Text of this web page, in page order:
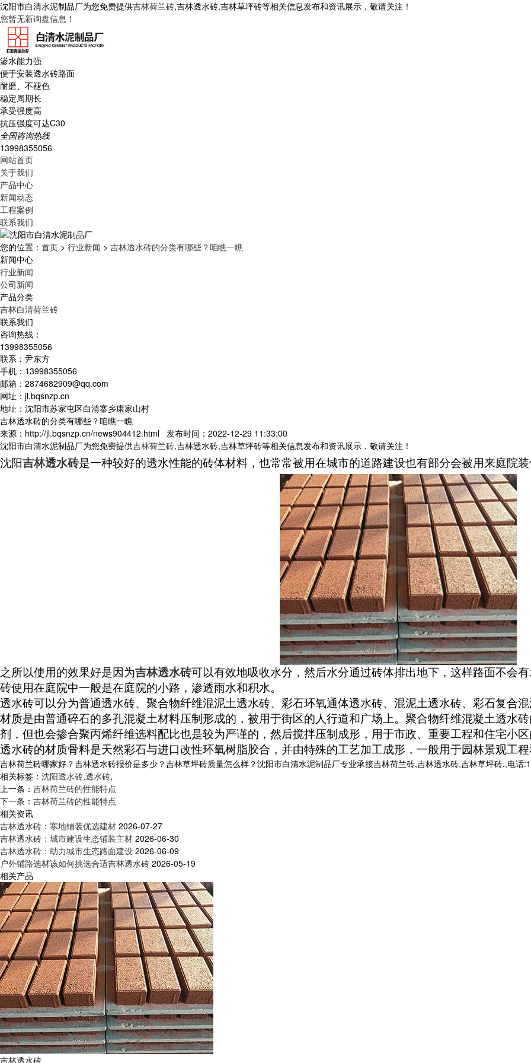
沈阳市白清水泥制品厂为您免费提供吉林荷兰砖,吉林透水砖,吉林草坪砖等相关信息发布和资讯展示，敬请关注！
您暂无新询盘信息！
渗水能力强
便于安装透水砖路面
耐磨、不褪色
稳定周期长
承受强度高
抗压强度可达C30
全国咨询热线
13998355056
网站首页
关于我们
产品中心
新闻动态
工程案例
联系我们
您的位置： 首页 > 行业新闻 > 吉林透水砖的分类有哪些？咱瞧一瞧
新闻中心
行业新闻
公司新闻
产品分类
吉林白清荷兰砖
联系我们
咨询热线：
13998355056
联系：尹东方
手机：13998355056
邮箱：2874682909@qq.com
网址：jl.bqsnzp.cn
地址：沈阳市苏家屯区白清寨乡康家山村
吉林透水砖的分类有哪些？咱瞧一瞧
来源：http://jl.bqsnzp.cn/news904412.html 发布时间：2022-12-29 11:33:00
沈阳市白清水泥制品厂为您免费提供吉林荷兰砖,吉林透水砖,吉林草坪砖等相关信息发布和资讯展示，敬请关注！
沈阳吉林透水砖是一种较好的透水性能的砖体材料，也常常被用在城市的道路建设也有部分会被用来庭院
之所以使用的效果好是因为吉林透水砖可以有效地吸收水分，然后水分通过砖体排出地下，这样路面不会
砖使用在庭院中一般是在庭院的小路，渗透雨水和积水。
透水砖可以分为普通透水砖、聚合物纤维混泥土透水砖、彩石环氧通体透水砖、混泥土透水砖、彩石复合
材质是由普通碎石的多孔混凝土材料压制形成的，被用于街区的人行道和广场上。聚合物纤维混凝土透水
剂，但也会掺合聚丙烯纤维选料配比也是较为严谨的，然后搅拌压制成形，用于市政、重要工程和住宅小
透水砖的材质骨料是天然彩石与进口改性环氧树脂胶合，并由特殊的工艺加工成形，一般用于园林景观工
吉林荷兰砖哪家好？吉林透水砖报价是多少？吉林草坪砖质量怎么样？沈阳市白清水泥制品厂专业承接吉林荷兰砖,吉林透水砖,吉林草坪砖,,电话
相关标签： 沈阳透水砖,透水砖,
上一条： 吉林荷兰砖的性能特点
下一条： 吉林荷兰砖的性能特点
相关资讯
吉林透水砖：寒地铺装优选建材 2026-07-27
吉林透水砖：城市建设生态铺装主材 2026-06-30
吉林透水砖：助力城市生态路面建设 2026-06-09
户外铺路选材该如何挑选合适吉林透水砖 2026-05-19
相关产品
吉林透水砖